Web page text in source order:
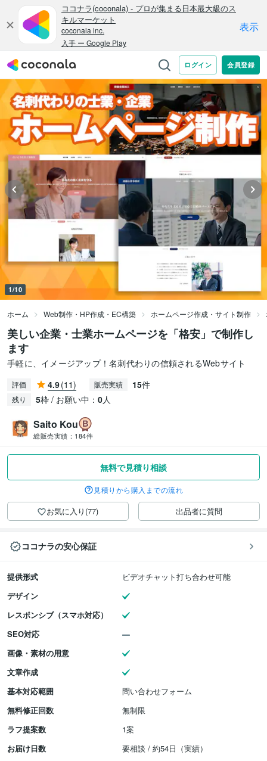
1/10
ホーム Web制作・HP作成・EC構築 ホームページ作成・サイト制作
美しい企業・士業ホームページを「格安」で制作し
ます
手軽に、イメージアップ！名刺代わりの信頼されるWebサイト
評価 4.9(11) 販売実績 15件
残り 5枠 / お願い中： 0人
Saito Kou
総販売実績： 184件
無料で見積り相談
見積りから購入までの流れ
お気に入り(77) 出品者に質問
ココナラの安心保証
提供形式
ビデオチャット打ち合わせ可能
デザイン
レスポンシブ（スマホ対応）
SEO対応
画像・素材の用意
文章作成
基本対応範囲
問い合わせフォーム
無料修正回数
無制限
ラフ提案数
1案
お届け日数
要相談 / 約54日（実績）